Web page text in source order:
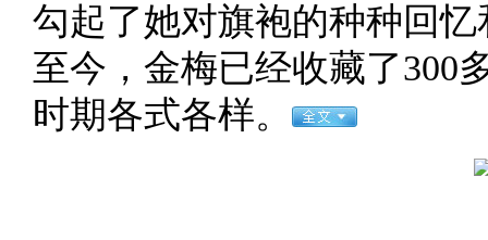
勾起了她对旗袍的种种回
至今，金梅已经收藏了300
时期各式各样。